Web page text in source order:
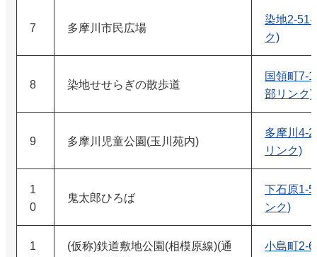
7 多摩川市民広場
染地2-51-
ク)
8 染地せせらぎの散歩道
国領町7-
部リンク)
9 多摩川児童公園(玉川苑内)
多摩川4-
リンク)
1
0
鬼太郎ひろば
下石原1-
ンク)
1
(仮称)鉄道敷地公園(相模原線)(通
小島町2-